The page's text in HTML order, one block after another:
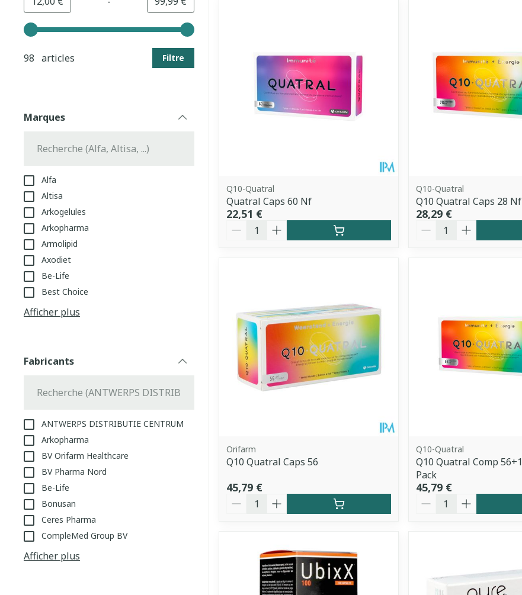
Utilisez les touches fléchées gauche et droite pour ajuster les valeurs minimales et maximales du prix.
98 articles
Filtre
Marques
Alfa
Altisa
Arkogelules
Arkopharma
Armolipid
Axodiet
Be-Life
Best Choice
Afficher plus
Fabricants
ANTWERPS DISTRIBUTIE CENTRUM
Arkopharma
BV Orifarm Healthcare
BV Pharma Nord
Be-Life
Bonusan
Ceres Pharma
CompleMed Group BV
Afficher plus
Q10-Quatral
Quatral Caps 60 Nf
22,51 €
Quantité
Q10-Quatral
Q10 Quatral Caps 28 Nf
28,29 €
Quantité
Orifarm
Q10 Quatral Caps 56
45,79 €
Quantité
Q10-Quatral
Q10 Quatral Comp
Pack
45,79 €
Quantité